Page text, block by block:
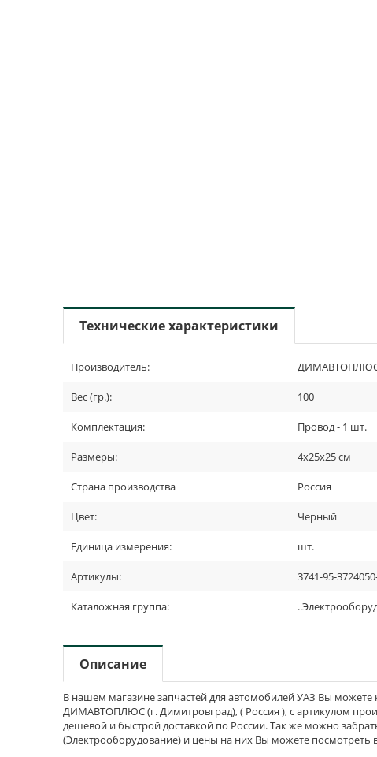
Технические характеристики
Производитель: ДИМАВТОПЛЮС
Вес (гр.): 100
Комплектация: Провод - 1 шт.
Размеры: 4х25х25 см
Страна производства Россия
Цвет: Черный
Единица измерения: шт.
Артикулы: 3741-95-
Каталожная группа:
Описание
В нашем магазине запчастей для автомобилей УАЗ Вы можете
ДИМАВТОПЛЮС (г. Димитровград), ( Россия ), с артикулом
дешевой и быстрой доставкой по России. Так же можно
(Электрооборудование) и цены на них Вы можете посмотреть